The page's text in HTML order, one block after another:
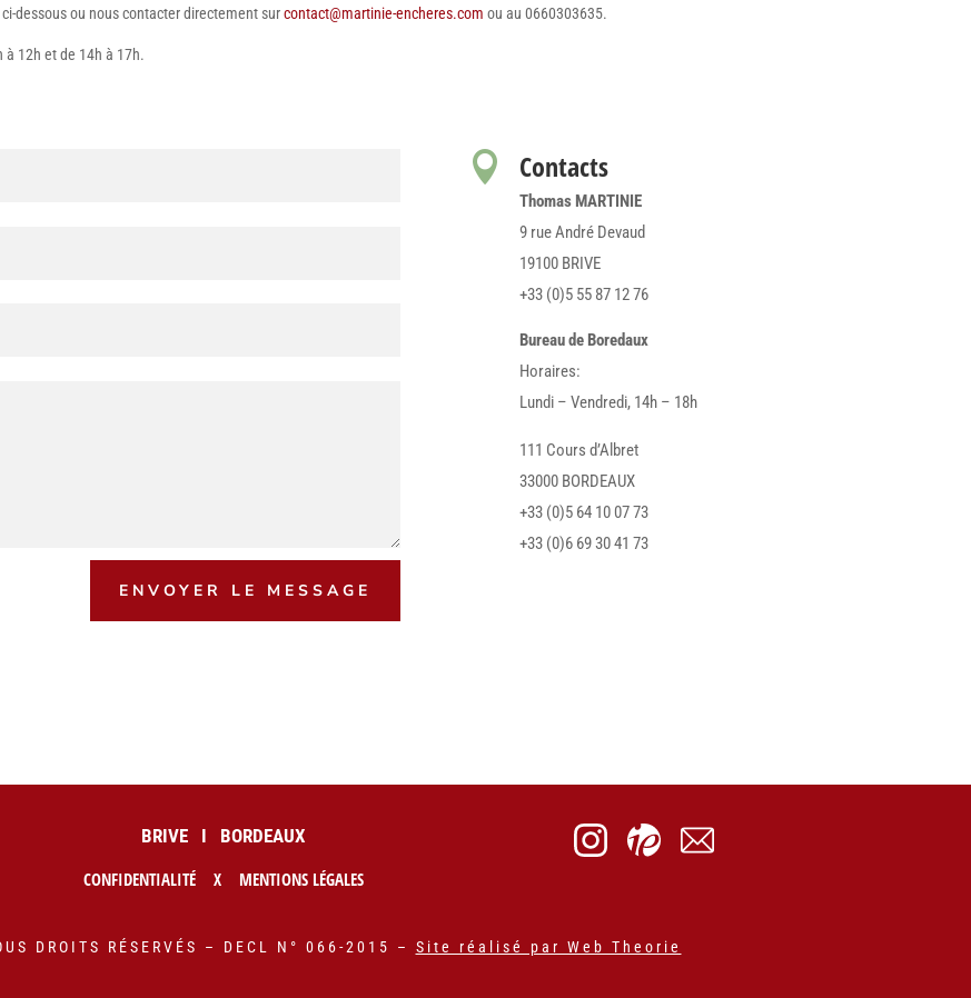
dessous ou nous contacter directement surcontact@martinie-encheres.com ou au 0660303635.
à 12h et de 14h à 17h.
ENVOYER LE MESSAGE
 Contacts
Thomas MARTINIE
9 rue André Devaud
19100 BRIVE
+33 (0)5 55 87 12 76
Bureau de Boredaux
Horaires:
Lundi – Vendredi, 14h – 18h
111 Cours d’Albret
33000 BORDEAUX
+33 (0)5 64 10 07 73
+33 (0)6 69 30 41 73
BRIVE I BORDEAUX
CONFIDENTIALITÉX MENTIONS LÉGALES
DROITS RÉSERVÉS – DECL N° 066-2015 – Site réalisé par Web Theorie